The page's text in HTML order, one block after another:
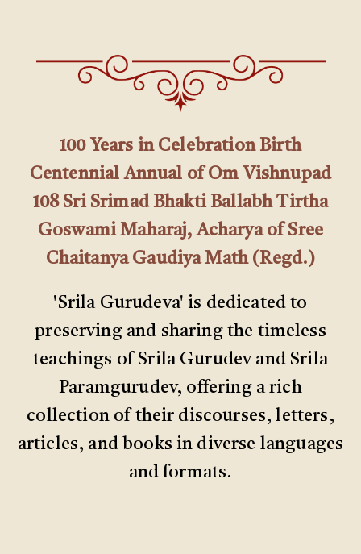
100 Years in Celebration Birth
Centennial Annual of Om Vishnupad
108 Sri Srimad Bhakti Ballabh Tirtha
Goswami Maharaj, Acharya of Sree
Chaitanya Gaudiya Math (Regd.)
'Srila Gurudeva' is dedicated to
preserving and sharing the timeless
teachings of Srila Gurudev and Srila
Paramgurudev, offering a rich
collection of their discourses, letters,
articles, and books in diverse languages
and formats.